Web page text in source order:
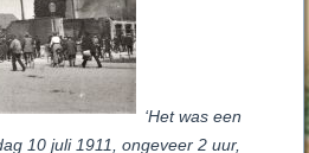
‘Het was een
10 juli 1911, ongeveer 2 uur,